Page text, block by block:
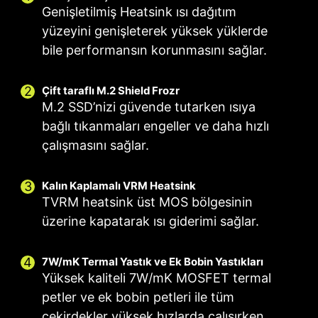
Genişletilmiş Heatsink ısı dağıtım
yüzeyini genişleterek yüksek yüklerde
bile performansın korunmasını sağlar.
Çift taraflı M.2 Shield Frozr
M.2 SSD’nizi güvende tutarken ısıya
bağlı tıkanmaları engeller ve daha hızlı
çalışmasını sağlar.
Kalın Kaplamalı VRM Heatsink
TVRM heatsink üst MOS bölgesinin
üzerine kapatarak ısı giderimi sağlar.
7W/mK Termal Yastık ve Ek Bobin Yastıkları
Yüksek kaliteli 7W/mK MOSFET termal
petler ve ek bobin petleri ile tüm
Çoklu Profil Desteği
Farklı kullanım durumları için 5 adede kadar
profil depolayın.
Akıllı Fan & Manuel Fan
Akıllı Fan
5 nokta ile fan ısı eğrisini ayarlama olanağı
Belirlenen yüzdeye göre ısıyı manuel olarak
değiştirme olanağı
Kullanım Senaryosu
MSI Center Modu
Fan ayarlarını kullanıcı senaryosunda belirtilen
BIOS Modu
Fan ayarlarını BIOS değerlerine uyumlandırır.
Kullanıcı Tercihi